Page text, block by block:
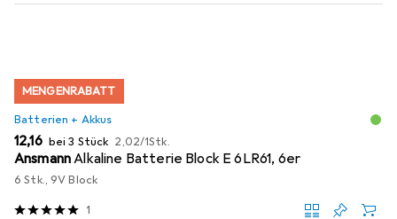
MENGENRABATT
Batterien + Akkus
EUR
12,16 bei 3 Stück EUR
2,02/1Stk.
AnsmannAlkaline Batterie Block E 6LR61, 6er
6 Stk., 9V Block
1